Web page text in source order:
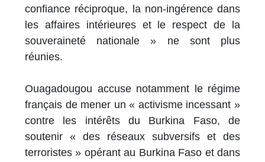
confiance réciproque, la non-ingérence dans
les affaires intérieures et le respect de la
souveraineté nationale » ne sont plus
réunies.
Ouagadougou accuse notamment le régime
français de mener un « activisme incessant »
contre les intérêts du Burkina Faso, de
soutenir « des réseaux subversifs et des
terroristes » opérant au Burkina Faso et dans